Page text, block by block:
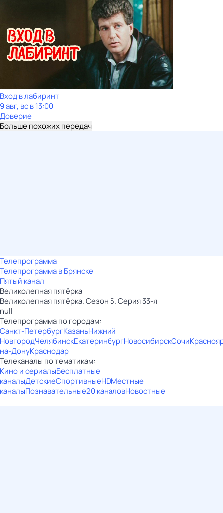
Вход в лабиринт
9 авг, вс в 13:00
Доверие
Больше похожих передач
Телепрограмма
Телепрограмма в Брянске
Пятый канал
Великолепная пятёрка
Великолепная пятёрка. Сезон 5. Серия 33-я
null
Телепрограмма по городам:
Санкт-ПетербургКазаньНижний
НовгородЧелябинскЕкатеринбургНовосибирскСочи
на-ДонуКраснодар
Телеканалы по тематикам:
Кино и сериалыБесплатные
каналыДетскиеСпортивныеHDМестные
каналыПознавательные20 каналовНовостные